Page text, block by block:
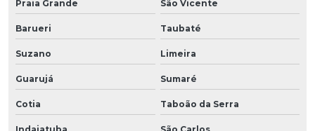
Praia Grande São Vicente
Barueri Taubaté
Suzano Limeira
Guarujá Sumaré
Cotia Taboão da Serra